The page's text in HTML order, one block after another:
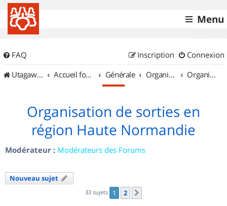
Menu
FAQ Connexion
Inscription
UtagawaVTT (Randos VTT et VTTAE avec traces GPS)
Accueil forum Générale Organisation de sorties & Recherche de partenaires Organisation de sorties en région Haute Normandie
Organisation de sorties en
région Haute Normandie
Modérateur : Modérateurs des Forums
Nouveau sujet
33 sujets 1 2